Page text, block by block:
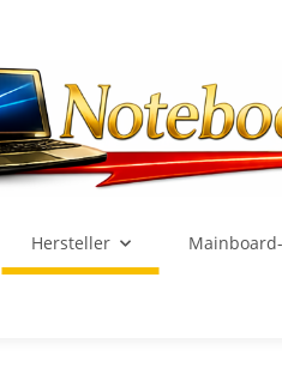
Hersteller